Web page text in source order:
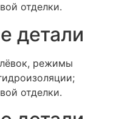
отделки.
детали
режимы
отделки.